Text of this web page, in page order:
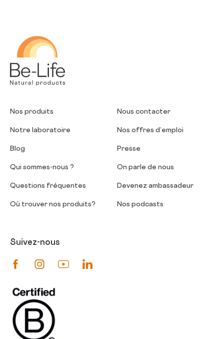
Nos produits
Notre laboratoire
Blog
Qui sommes-nous ?
Questions fréquentes
Où trouver nos produits?
Nous contacter
Nos offres d’emploi
Presse
On parle de nous
Devenez ambassadeur
Nos podcasts
Suivez-nous
Suivez-nous sur Facebook
Suivez-nous sur Instagram
Suivez-nous sur Youtube